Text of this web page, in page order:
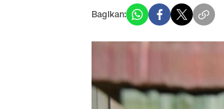
Bagikan: